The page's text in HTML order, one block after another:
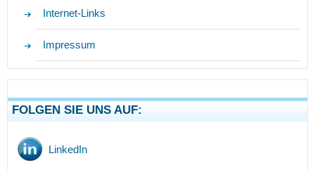
Internet-Links
Impressum
FOLGEN SIE UNS AUF:
LinkedIn